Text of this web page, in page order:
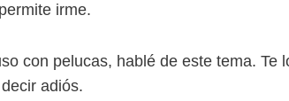
irme.
con pelucas, hablé de este tema. Te
adiós.